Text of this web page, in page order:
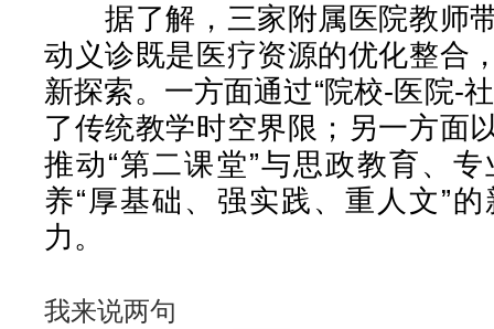
据了解，三家附属医院教师
动义诊既是医疗资源的优化整合
新探索。一方面通过“院校-医院-
了传统教学时空界限；另一方面
推动“第二课堂”与思政教育、
养“厚基础、强实践、重人文”
力。
我来说两句